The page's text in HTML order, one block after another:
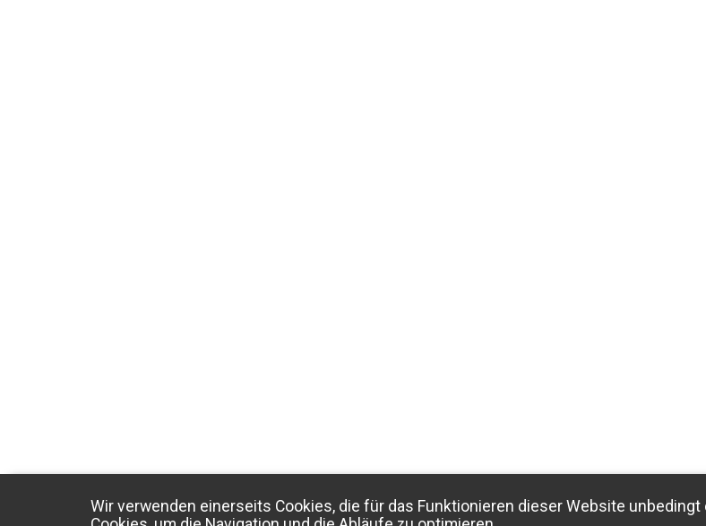
Wir verwenden einerseits Cookies, die für das Funktionieren dieser Website